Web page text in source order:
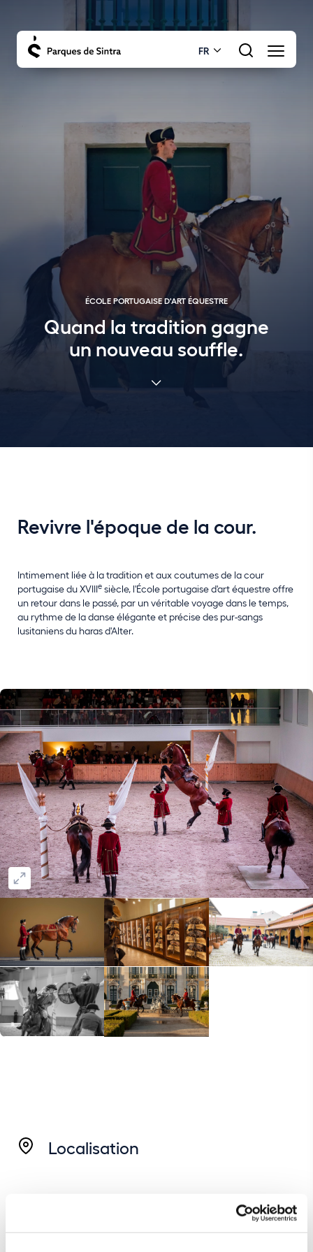
FR
ÉCOLE PORTUGAISE D'ART ÉQUESTRE
Quand la tradition gagne
un nouveau souffle.
Revivre l'époque de la cour.
Intimement liée à la tradition et aux coutumes de la cour
portugaise du XVIIIe siècle, l'École portugaise d'art équestre offre
un retour dans le passé, par un véritable voyage dans le temps,
au rythme de la danse élégante et précise des pur-sangs
lusitaniens du haras d'Alter.
Localisation